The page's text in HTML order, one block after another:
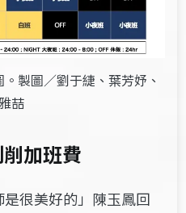
製圖／劉于緁、葉芳妤、
喆
削加班費
是很美好的」陳玉鳳回